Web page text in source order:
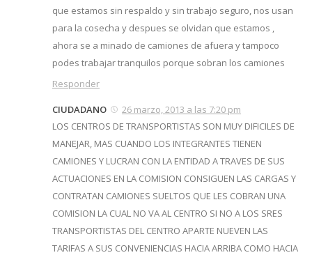
que estamos sin respaldo y sin trabajo seguro, nos usan
para la cosecha y despues se olvidan que estamos ,
ahora se a minado de camiones de afuera y tampoco
podes trabajar tranquilos porque sobran los camiones
Responder
CIUDADANO
26 marzo, 2013 a las 7:20 pm
LOS CENTROS DE TRANSPORTISTAS SON MUY DIFICILES DE
MANEJAR, MAS CUANDO LOS INTEGRANTES TIENEN
CAMIONES Y LUCRAN CON LA ENTIDAD A TRAVES DE SUS
ACTUACIONES EN LA COMISION CONSIGUEN LAS CARGAS Y
CONTRATAN CAMIONES SUELTOS QUE LES COBRAN UNA
COMISION LA CUAL NO VA AL CENTRO SI NO A LOS SRES
TRANSPORTISTAS DEL CENTRO APARTE NUEVEN LAS
TARIFAS A SUS CONVENIENCIAS HACIA ARRIBA COMO HACIA